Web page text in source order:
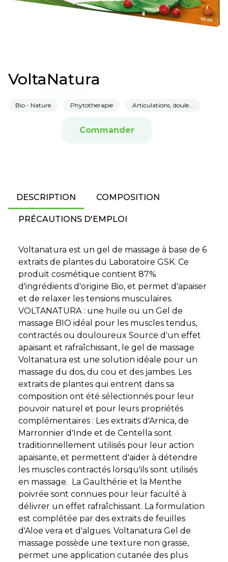
VoltaNatura
Bio - Nature Phytotherapie Articulations, doule...
Commander
DESCRIPTION COMPOSITION
PRÉCAUTIONS D'EMPLOI
Voltanatura est un gel de massage à base de 6
extraits de plantes du Laboratoire GSK. Ce
produit cosmétique contient 87%
d'ingrédients d'origine Bio, et permet d'apaiser
et de relaxer les tensions musculaires.
VOLTANATURA : une huile ou un Gel de
massage BIO idéal pour les muscles tendus,
contractés ou douloureux Source d'un effet
apaisant et rafraîchissant, le gel de massage
Voltanatura est une solution idéale pour un
massage du dos, du cou et des jambes. Les
extraits de plantes qui entrent dans sa
composition ont été sélectionnés pour leur
pouvoir naturel et pour leurs propriétés
complémentaires : Les extraits d'Arnica, de
Marronnier d'Inde et de Centella sont
traditionnellement utilisés pour leur action
apaisante, et permettent d'aider à détendre
les muscles contractés lorsqu'ils sont utilisés
en massage. La Gaulthérie et la Menthe
poivrée sont connues pour leur faculté à
délivrer un effet rafraîchissant. La formulation
est complétée par des extraits de feuilles
d'Aloe vera et d'algues. Voltanatura Gel de
massage possède une texture non grasse,
permet une application cutanée des plus